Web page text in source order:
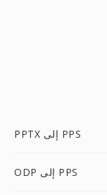
PPTX إلى PPS
ODP إلى PPS